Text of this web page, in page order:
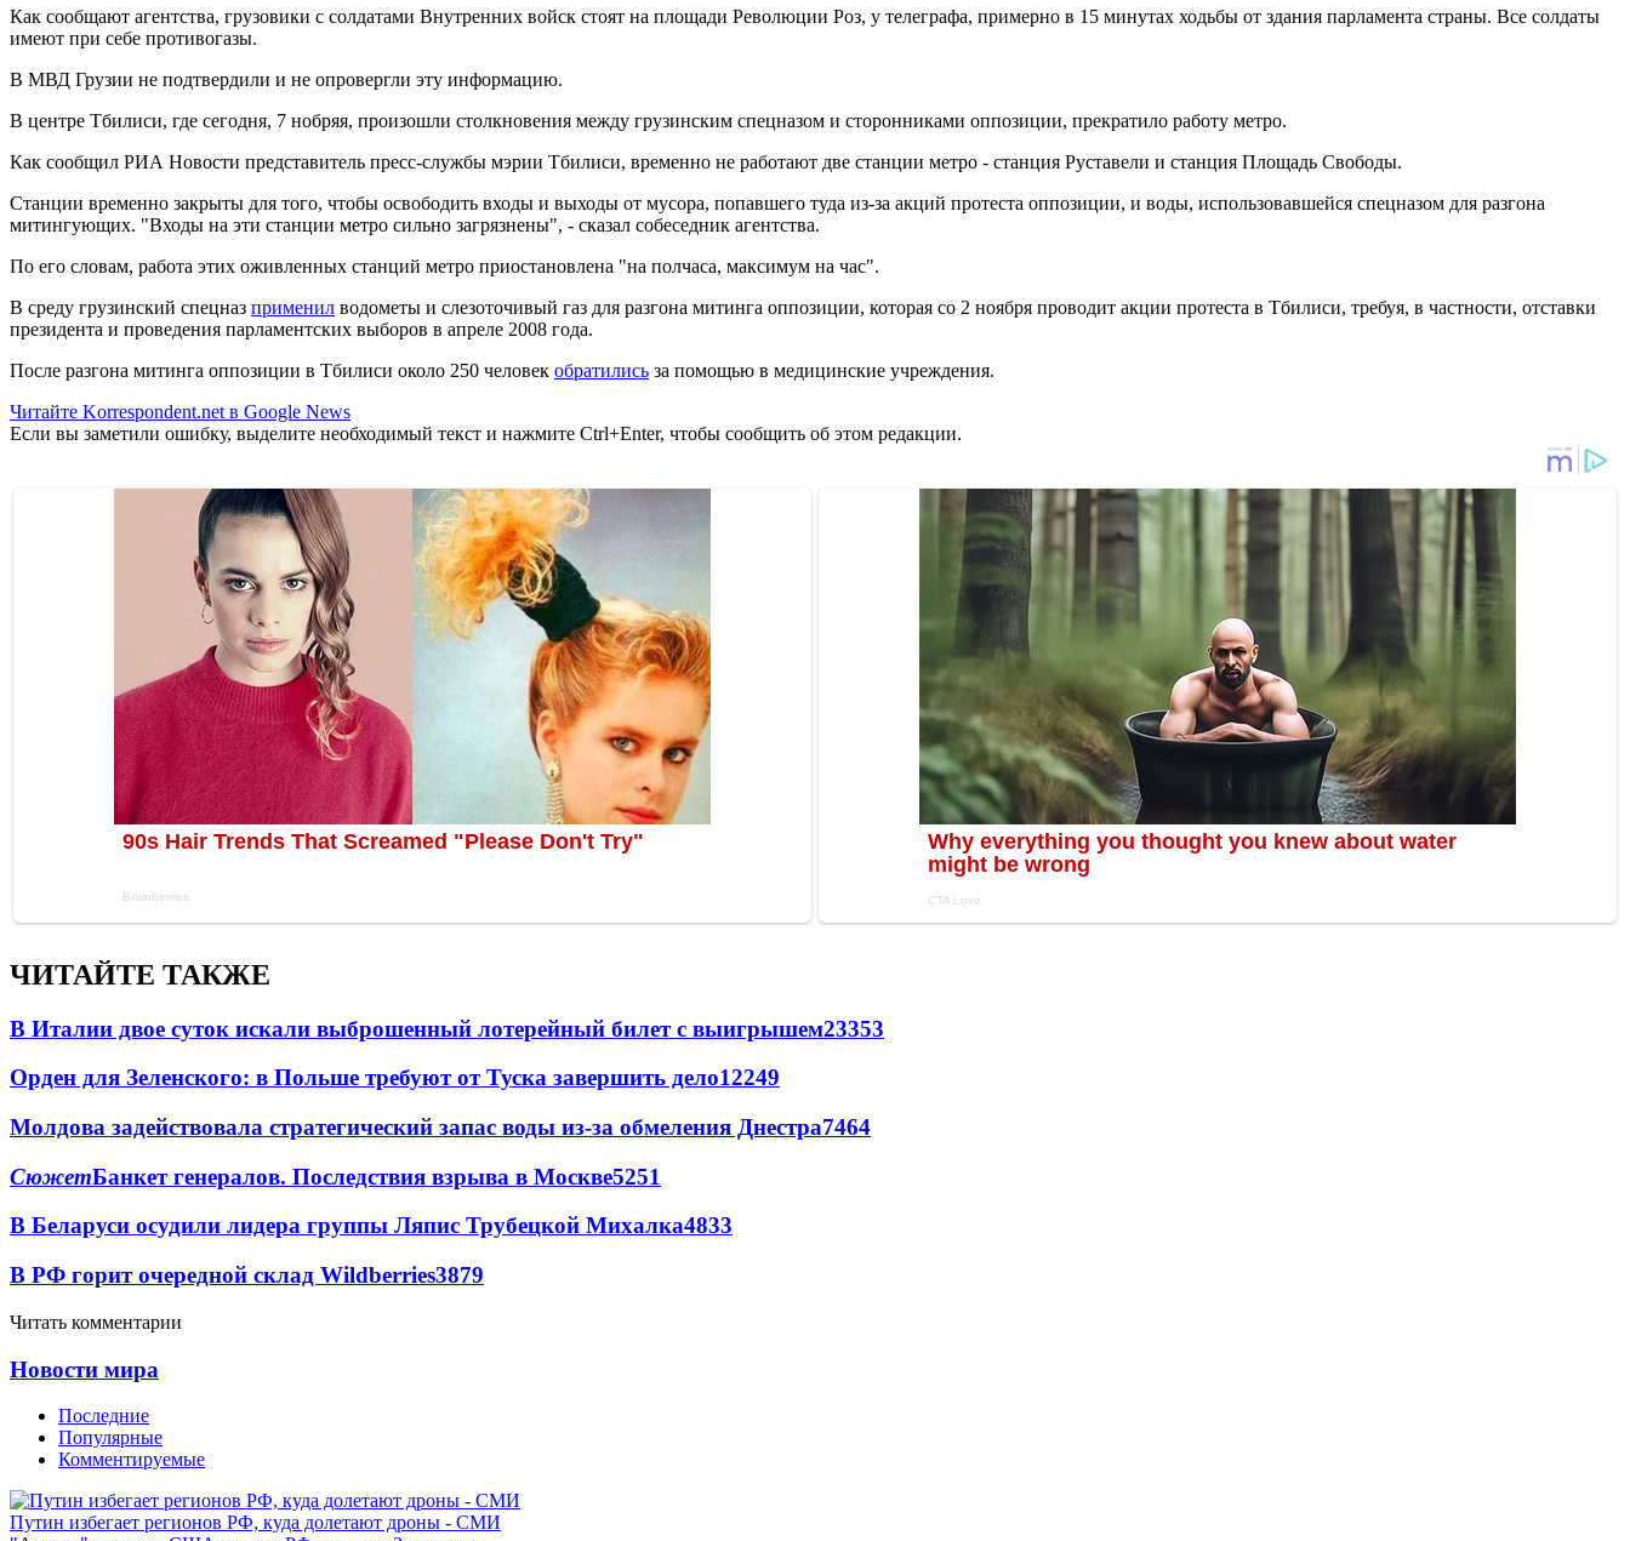
Как сообщают агентства, грузовики с солдатами Внутренних войск стоят на площади Революции Роз, у телеграфа, примерно в 15 минутах ходьбы от здания парламента страны. Все солдаты
имеют при себе противогазы.
В МВД Грузии не подтвердили и не опровергли эту информацию.
В центре Тбилиси, где сегодня, 7 нобряя, произошли столкновения между грузинским спецназом и сторонниками оппозиции, прекратило работу метро.
Как сообщил РИА Новости представитель пресс-службы мэрии Тбилиси, временно не работают две станции метро - станция Руставели и станция Площадь Свободы.
Станции временно закрыты для того, чтобы освободить входы и выходы от мусора, попавшего туда из-за акций протеста оппозиции, и воды, использовавшейся спецназом для разгона
митингующих. "Входы на эти станции метро сильно загрязнены", - сказал собеседник агентства.
По его словам, работа этих оживленных станций метро приостановлена "на полчаса, максимум на час".
В среду грузинский спецназ применил водометы и слезоточивый газ для разгона митинга оппозиции, которая со 2 ноября проводит акции протеста в Тбилиси, требуя, в частности, отставки
президента и проведения парламентских выборов в апреле 2008 года.
После разгона митинга оппозиции в Тбилиси около 250 человек обратились за помощью в медицинские учреждения.
Читайте Korrespondent.net в Google News
Если вы заметили ошибку, выделите необходимый текст и нажмите Ctrl+Enter, чтобы сообщить об этом редакции.
ЧИТАЙТЕ ТАКЖЕ
В Италии двое суток искали выброшенный лотерейный билет с выигрышем23353
Орден для Зеленского: в Польше требуют от Туска завершить дело12249
Молдова задействовала стратегический запас воды из-за обмеления Днестра7464
СюжетБанкет генералов. Последствия взрыва в Москве5251
В Беларуси осудили лидера группы Ляпис Трубецкой Михалка4833
В РФ горит очередной склад Wildberries3879
Читать комментарии
Новости мира
Последние
Популярные
Комментируемые
Путин избегает регионов РФ, куда долетают дроны - СМИ